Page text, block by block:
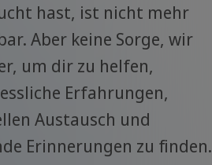
hast, ist nicht mehr
Aber keine Sorge, wir
um dir zu helfen,
Erfahrungen,
Austausch und
Erinnerungen zu finden.